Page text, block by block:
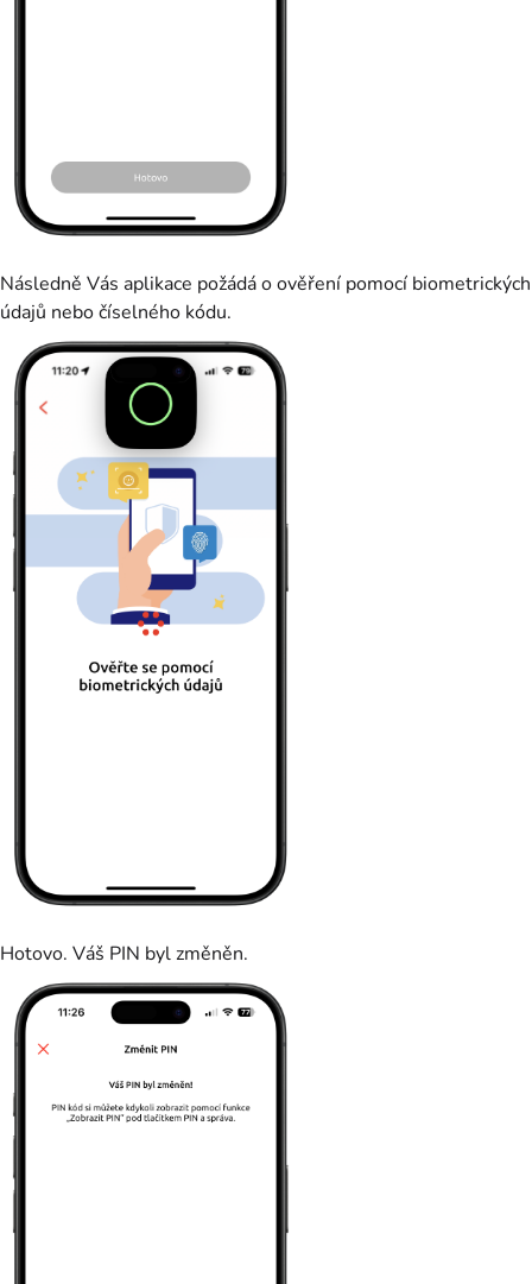
Následně Vás aplikace požádá o ověření pomocí biometrických
údajů nebo číselného kódu.
Hotovo. Váš PIN byl změněn.